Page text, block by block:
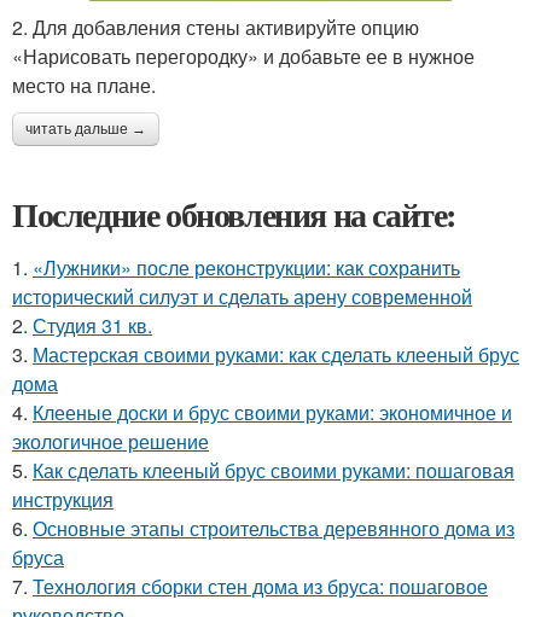
2. Для добавления стены активируйте опцию
«Нарисовать перегородку» и добавьте ее в нужное
место на плане.
читать дальше →
Последние обновления на сайте:
1. «Лужники» после реконструкции: как сохранить
исторический силуэт и сделать арену современной
2. Студия 31 кв.
3. Мастерская своими руками: как сделать клееный брус
дома
4. Клееные доски и брус своими руками: экономичное и
экологичное решение
5. Как сделать клееный брус своими руками: пошаговая
инструкция
6. Основные этапы строительства деревянного дома из
бруса
7. Технология сборки стен дома из бруса: пошаговое